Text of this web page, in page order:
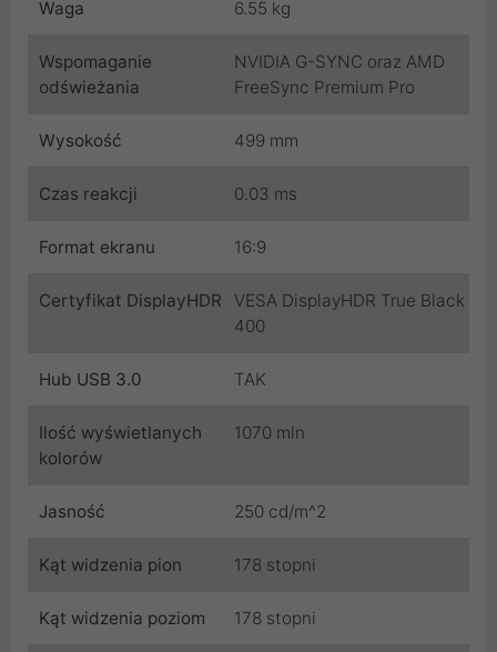
Waga 6.55 kg
Wspomaganie
odświeżania
NVIDIA G-SYNC oraz AMD
FreeSync Premium Pro
Wysokość 499 mm
Czas reakcji 0.03 ms
Format ekranu 16:9
Certyfikat DisplayHDR
VESA DisplayHDR True Black
400
Hub USB 3.0 TAK
Ilość wyświetlanych
kolorów
1070 mln
Jasność 250 cd/m^2
Kąt widzenia pion 178 stopni
Kąt widzenia poziom 178 stopni